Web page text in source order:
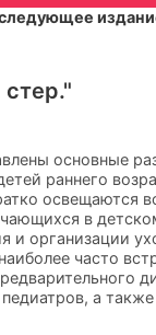
основные
раннего
освещаются
в
и организации
часто
а